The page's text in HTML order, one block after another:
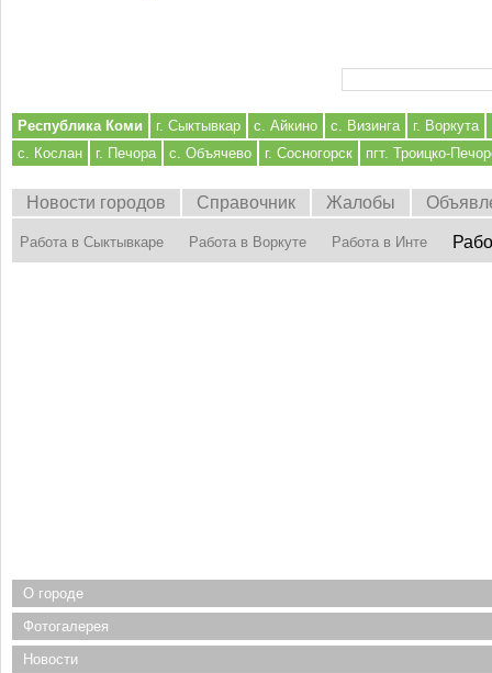
Республика Коми г. Сыктывкар с. Айкино с. Визинга
г. Воркута
с. Кослан
г. Печора с. Объячево г. Сосногорск пгт. Троицко-
Новости городов Справочник Жалобы
Работа в Сыктывкаре Работа в Воркуте Работа в Инте
О городе
Фотогалерея
Новости